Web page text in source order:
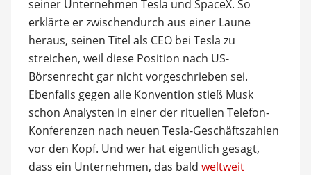
seiner Unternehmen Tesla und SpaceX. So
erklärte er zwischendurch aus einer Laune
heraus, seinen Titel als CEO bei Tesla zu
streichen, weil diese Position nach US-
Börsenrecht gar nicht vorgeschrieben sei.
Ebenfalls gegen alle Konvention stieß Musk
schon Analysten in einer der rituellen Telefon-
Konferenzen nach neuen Tesla-Geschäftszahlen
vor den Kopf. Und wer hat eigentlich gesagt,
dass ein Unternehmen, das bald weltweit